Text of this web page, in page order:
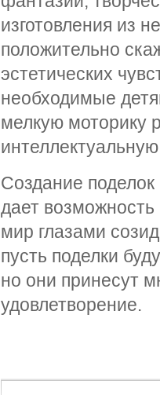
изготовления из
положительно
эстетических
необходимые
мелкую моторику
Создание
дает
мир глазами
пусть поделки
но они принесут
удовлетворение.